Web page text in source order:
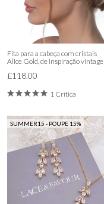
Fita para a cabeça com cristais
Alice Gold, de inspiração vintage
£118.00
1 Crítica
SUMMER15 - POUPE 15%